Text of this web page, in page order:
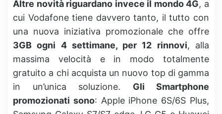
Altre novità riguardano invece il mondo 4G, a
cui Vodafone tiene davvero tanto, il tutto con
una nuova iniziativa promozionale che offre
3GB ogni 4 settimane, per 12 rinnovi, alla
massima velocità e in modo totalmente
gratuito a chi acquista un nuovo top di gamma
in un’unica soluzione. Gli Smartphone
promozionati sono: Apple iPhone 6S/6S Plus,